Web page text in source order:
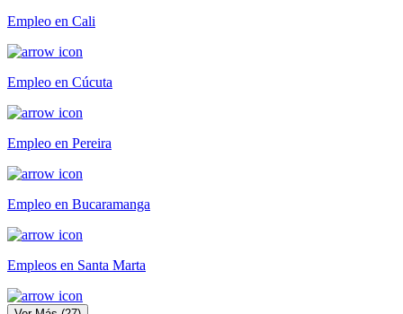
Empleo en Cali
Empleo en Cúcuta
Empleo en Pereira
Empleo en Bucaramanga
Empleos en Santa Marta